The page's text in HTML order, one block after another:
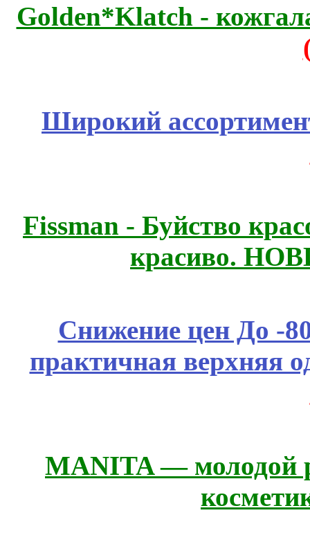
Golden*Klatch -
Широкий
Fissmаn - Буйство
красиво.
Снижение цен До -
практичная верхняя
MANITA — молодой